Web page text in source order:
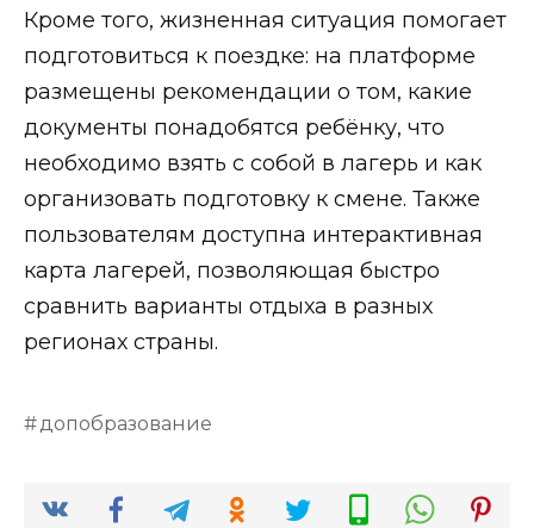
Кроме того, жизненная ситуация помогает
подготовиться к поездке: на платформе
размещены рекомендации о том, какие
документы понадобятся ребёнку, что
необходимо взять с собой в лагерь и как
организовать подготовку к смене. Также
пользователям доступна интерактивная
карта лагерей, позволяющая быстро
сравнить варианты отдыха в разных
регионах страны.
допобразование